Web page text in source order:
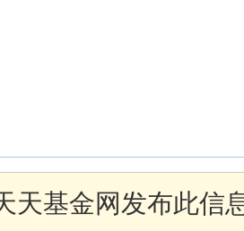
天基金网发布此信